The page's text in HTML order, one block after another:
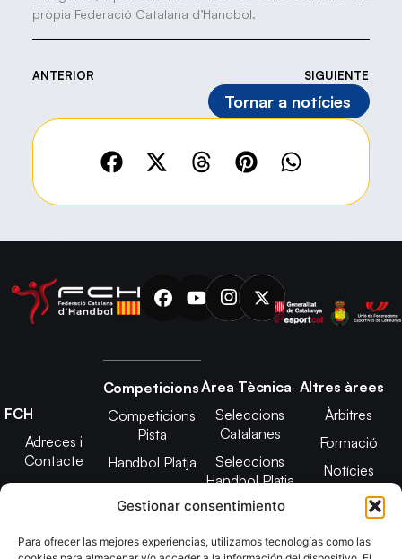
Gestionar consentimiento
Para ofrecer las mejores experiencias, utilizamos tecnologías como las
pròpia Federació Catalana d’Handbol.
ANTERIOR SIGUIENTE
Tornar a notícies
FCH
Adreces i
Contacte
Junta Directiva
2025
Competicions
Competicions
Pista
Handbol Platja
Àrea Tècnica
Seleccions
Catalanes
Seleccions
Handbol Platja
Tecnificació
CATH
Altres àrees
Àrbitres
Formació
Notícies
Adreces de
contacte